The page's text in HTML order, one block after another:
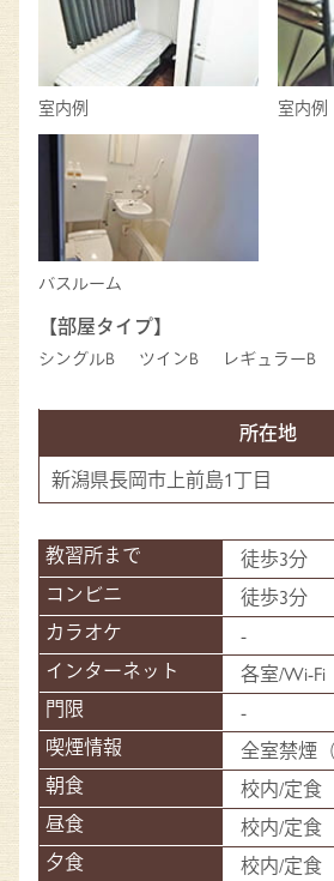
室内例 室内例
バスルーム
【部屋タイプ】
シングルB ツインB レギュラーB
所在地
新潟県長岡市上前島1丁目
徒歩3分
徒歩3分
-
各室/Wi-Fi
-
全室禁煙
校内/定食
校内/定食
校内/定食